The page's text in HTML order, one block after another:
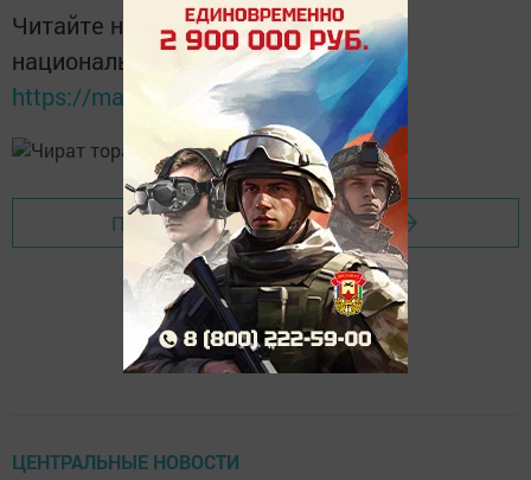
Читайте новости Татарстана в
национальном мессенджере MАХ:
https://max.ru/tatmedia
Перейти на страницу новости
ЦЕНТРАЛЬНЫЕ НОВОСТИ